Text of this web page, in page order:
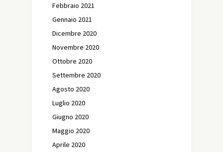
Febbraio 2021
Gennaio 2021
Dicembre 2020
Novembre 2020
Ottobre 2020
Settembre 2020
Agosto 2020
Luglio 2020
Giugno 2020
Maggio 2020
Aprile 2020